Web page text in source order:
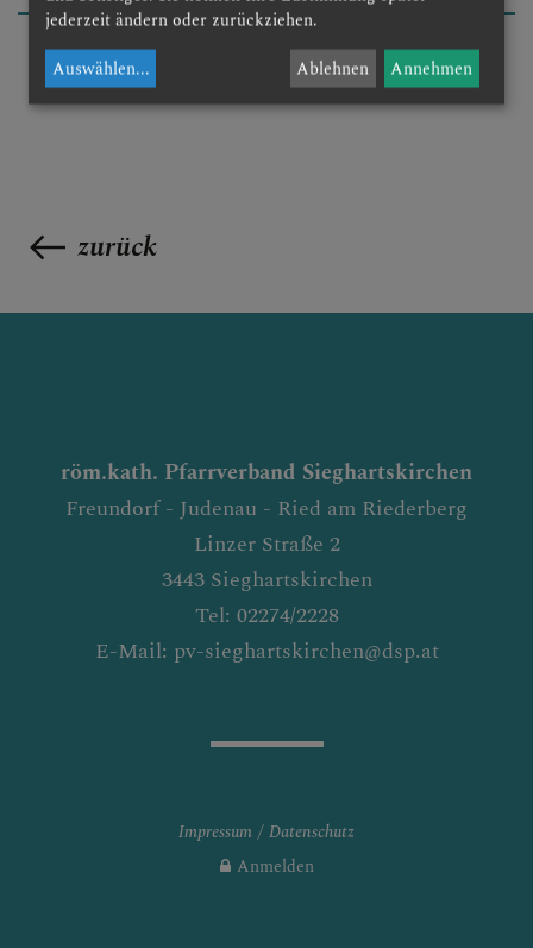
zurück
röm.kath. Pfarrverband Sieghartskirchen
Freundorf - Judenau - Ried am Riederberg
Linzer Straße 2
3443 Sieghartskirchen
Tel: 02274/2228
E-Mail: pv-sieghartskirchen@dsp.at
Impressum
Datenschutz
Anmelden
jederzeit ändern oder zurückziehen.
Auswählen... Ablehnen Annehmen